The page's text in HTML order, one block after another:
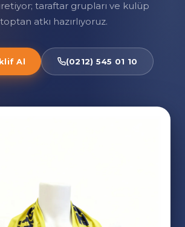
taraftar grupları ve kulüp
atkı hazırlıyoruz.
Al (0212) 545 01 10